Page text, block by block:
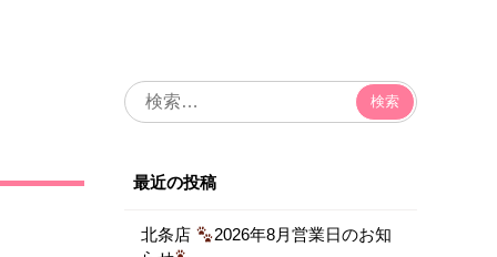
検
索:
最近の投稿
北条店
2026年8月営業日のお知